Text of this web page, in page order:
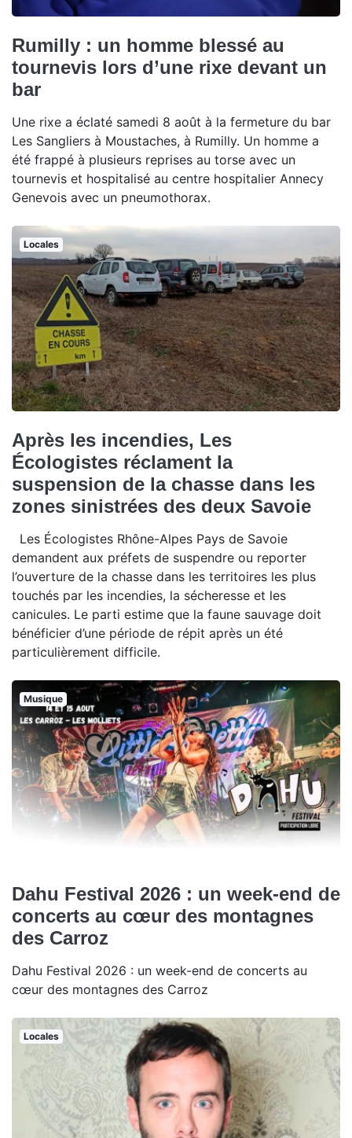
Rumilly : un homme blessé au
tournevis lors d’une rixe devant un
bar
Une rixe a éclaté samedi 8 août à la fermeture du bar
Les Sangliers à Moustaches, à Rumilly. Un homme a
été frappé à plusieurs reprises au torse avec un
tournevis et hospitalisé au centre hospitalier Annecy
Genevois avec un pneumothorax.
Locales
Après les incendies, Les
Écologistes réclament la
suspension de la chasse dans les
zones sinistrées des deux Savoie
Les Écologistes Rhône-Alpes Pays de Savoie
demandent aux préfets de suspendre ou reporter
l’ouverture de la chasse dans les territoires les plus
touchés par les incendies, la sécheresse et les
canicules. Le parti estime que la faune sauvage doit
bénéficier d’une période de répit après un été
particulièrement difficile.
Musique
Dahu Festival 2026 : un week-end de
concerts au cœur des montagnes
des Carroz
Dahu Festival 2026 : un week-end de concerts au
cœur des montagnes des Carroz
Locales